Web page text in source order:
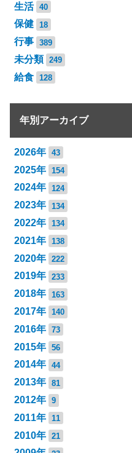
生活 40
保健 18
行事 389
未分類 249
給食 128
年別アーカイブ
2026年 43
2025年 154
2024年 124
2023年 134
2022年 134
2021年 138
2020年 222
2019年 233
2018年 163
2017年 140
2016年 73
2015年 56
2014年 44
2013年 81
2012年 9
2011年 11
2010年 21